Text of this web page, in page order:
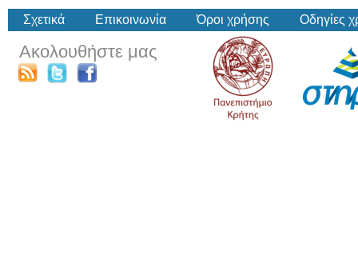
Σχετικά Επικοινωνία Όροι χρήσης Οδηγίες
Ακολουθήστε μας